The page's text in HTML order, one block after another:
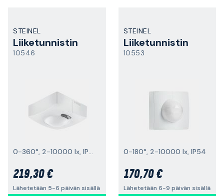
STEINEL
Liiketunnistin
10546
0-360°, 2-10000 lx, IP54
219,30 €
Lähetetään 5-6 päivän sisällä
STEINEL
Liiketunnistin
10553
0-180°, 2-10000 lx, IP54
170,70 €
Lähetetään 6-9 päivän sisällä